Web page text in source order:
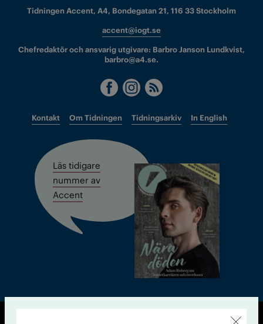
Tidningen Accent, A4, Bondegatan 21, 116 33 Stockholm
accent@iogt.se
Chefredaktör och ansvarig utgivare: Barbro Janson Lundkvist,
barbro@a4.se.
Kontakt Om Tidningen Tidningsarkiv In English
Läs tidigare
nummer av
Accent